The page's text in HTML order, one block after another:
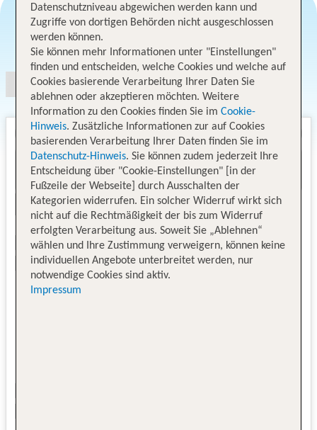
Angebotsauswahl
Datenschutzniveau abgewichen werden kann und
Zugriffe von dortigen Behörden nicht ausgeschlossen
werden können.
Sie können mehr Informationen unter "Einstellungen"
finden und entscheiden, welche Cookies und welche auf
Cookies basierende Verarbeitung Ihrer Daten Sie
ablehnen oder akzeptieren möchten. Weitere
Information zu den Cookies finden Sie im Cookie-
Hinweis. Zusätzliche Informationen zur auf Cookies
basierenden Verarbeitung Ihrer Daten finden Sie im
Datenschutz-Hinweis. Sie können zudem jederzeit Ihre
Entscheidung über "Cookie-Einstellungen" [in der
Fußzeile der Webseite] durch Ausschalten der
Kategorien widerrufen. Ein solcher Widerruf wirkt sich
nicht auf die Rechtmäßigkeit der bis zum Widerruf
erfolgten Verarbeitung aus. Soweit Sie „Ablehnen“
wählen und Ihre Zustimmung verweigern, können keine
individuellen Angebote unterbreitet werden, nur
notwendige Cookies sind aktiv.
Impressum